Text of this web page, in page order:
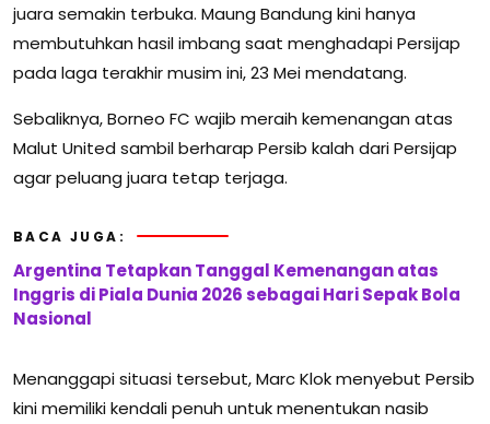
juara semakin terbuka. Maung Bandung kini hanya
membutuhkan hasil imbang saat menghadapi Persijap
pada laga terakhir musim ini, 23 Mei mendatang.
Sebaliknya, Borneo FC wajib meraih kemenangan atas
Malut United sambil berharap Persib kalah dari Persijap
agar peluang juara tetap terjaga.
BACA JUGA:
Argentina Tetapkan Tanggal Kemenangan atas
Inggris di Piala Dunia 2026 sebagai Hari Sepak Bola
Nasional
Menanggapi situasi tersebut, Marc Klok menyebut Persib
kini memiliki kendali penuh untuk menentukan nasib